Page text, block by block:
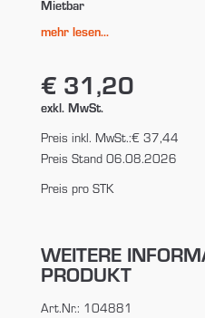
Mietbar
mehr lesen...
€ 31,20
exkl. MwSt.
Preis inkl. MwSt.:€ 37,44
Preis Stand 06.08.2026
Preis pro STK
WEITERE
PRODUKT
Art.Nr.: 104881